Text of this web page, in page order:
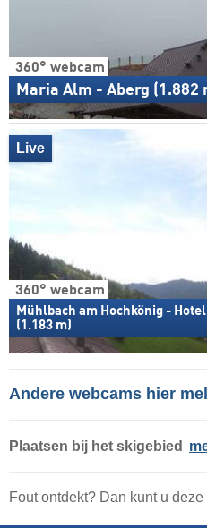
360° webcam
Maria Alm - Aberg (1.882
360° webcam
Mühlbach am Hochkönig -
(1.183 m)
Live
Andere webcams hier
Plaatsen bij het skigebied
Fout ontdekt? Dan kunt u deze